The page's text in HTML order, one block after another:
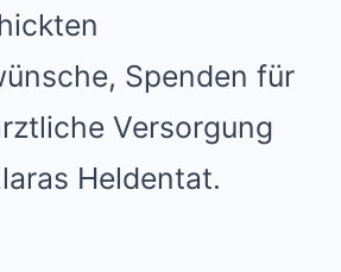
Spenden für
Versorgung
Heldentat.